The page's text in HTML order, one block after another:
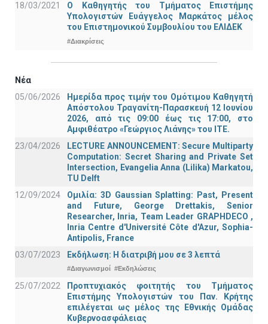
18/03/2021
Ο Καθηγητής του Τμήματος Επιστήμης
Υπολογιστών Ευάγγελος Μαρκάτος μέλος
του Επιστημονικού Συμβουλίου του ΕΛΙΔΕΚ
#Διακρίσεις
Νέα
05/06/2026
Ημερίδα προς τιμήν του Ομότιμου Καθηγητή
Απόστολου Τραγανίτη-Παρασκευή 12 Ιουνίου
2026, από τις 09:00 έως τις 17:00, στο
Αμφιθέατρο «Γεώργιος Λιάνης» του ΙΤΕ.
23/04/2026
LECTURE ANNOUNCEMENT: Secure Multiparty
Computation: Secret Sharing and Private Set
Intersection, Evangelia Anna (Lilika) Markatou,
TU Delft
12/09/2024
Ομιλία: 3D Gaussian Splatting: Past, Present
and Future, George Drettakis, Senior
Researcher, Inria, Team Leader GRAPHDECO ,
Inria Centre d'Université Côte d'Azur, Sophia-
Antipolis, France
03/07/2023
Εκδήλωση: Η διατριβή μου σε 3 λεπτά
#Διαγωνισμοί #Εκδηλώσεις
25/07/2022
Προπτυχιακός φοιτητής του Τμήματος
Επιστήμης Υπολογιστών του Παν. Κρήτης
επιλέγεται ως μέλος της Εθνικής Ομάδας
Κυβερνοασφάλειας